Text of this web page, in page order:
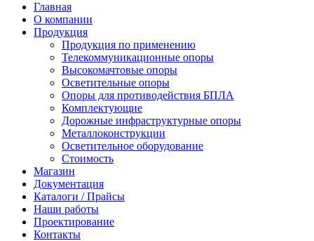
Главная
О компании
Продукция
Продукция по применению
Телекоммуникационные опоры
Высокомачтовые опоры
Осветительные опоры
Опоры для противодействия БПЛА
Комплектующие
Дорожные инфраструктурные опоры
Металлоконструкции
Осветительное оборудование
Стоимость
Магазин
Документация
Каталоги / Прайсы
Наши работы
Проектирование
Контакты